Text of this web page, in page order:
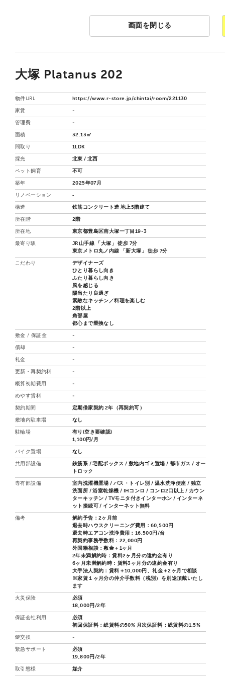
画面を閉じる
大塚 Platanus 202
物件URL https://www.r-store.jp/chintai/room/221130
家賃 -
管理費 -
面積 32.13㎡
間取り 1LDK
採光 北東 / 北西
ペット飼育 不可
築年 2025年07月
リノベーション ‐
構造 鉄筋コンクリート造 地上5階建て
所在階 2階
所在地 東京都豊島区南大塚一丁目19-3
最寄り駅
JR山手線 「大塚」 徒歩 7分
東京メトロ丸ノ内線 「新大塚」 徒歩 7分
こだわり
デザイナーズ
ひとり暮らし向き
ふたり暮らし向き
風を感じる
陽当たり良過ぎ
素敵なキッチン／料理を楽しむ
2階以上
角部屋
都心まで乗換なし
敷金 / 保証金 -
償却 -
礼金 -
更新・再契約料 -
概算初期費用 -
めやす賃料 -
契約期間 定期借家契約 2年（再契約可）
敷地内駐車場 なし
駐輪場
有り(空き要確認)
1,100円/月
バイク置場 なし
共用部設備
鉄筋系 / 宅配ボックス / 敷地内ゴミ置場 / 都市ガス / オー
トロック
専有部設備
室内洗濯機置場 / バス・トイレ別 / 温水洗浄便座 / 独立
洗面所 / 浴室乾燥機 / IHコンロ / コンロ2口以上 / カウン
ターキッチン / TVモニタ付きインターホン / インターネ
ット接続可 / インターネット無料
備考
解約予告：2ヶ月前
退去時ハウスクリーニング費用：60,500円
退去時エアコン洗浄費用：16,500円/台
再契約事務手数料：22,000円
外国籍相談：敷金＋1ヶ月
2年未満解約時：賃料2ヶ月分の違約金有り
6ヶ月未満解約時：賃料3ヶ月分の違約金有り
大手法人契約：賃料＋10,000円、礼金＋2ヶ月で相談
※家賃１ヶ月分の仲介手数料（税別）を別途頂戴いたし
ます
火災保険
必須
18,000円/2年
保証会社利用
必須
初回保証料：総賃料の50% 月次保証料：総賃料の1.5%
鍵交換 -
緊急サポート
必須
19,800円/2年
取引態様 媒介